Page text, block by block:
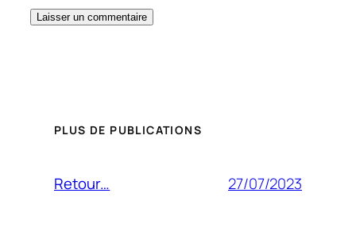
PLUS DE PUBLICATIONS
Retour… 27/07/2023